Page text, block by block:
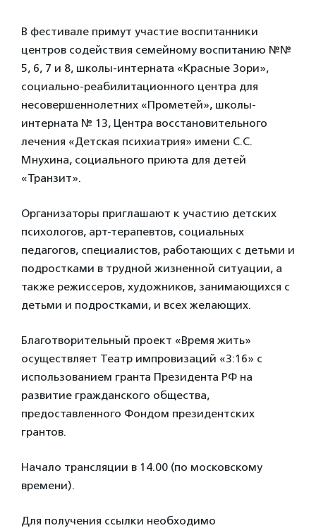
В фестивале примут участие воспитанники
центров содействия семейному воспитанию №№
5, 6, 7 и 8, школы-интерната «Красные Зори»,
социально-реабилитационного центра для
несовершеннолетних «Прометей», школы-
интерната № 13, Центра восстановительного
лечения «Детская психиатрия» имени С.С.
Мнухина, социального приюта для детей
«Транзит».
Организаторы приглашают к участию детских
психологов, арт-терапевтов, социальных
педагогов, специалистов, работающих с детьми и
подростками в трудной жизненной ситуации, а
также режиссеров, художников, занимающихся с
детьми и подростками, и всех желающих.
Благотворительный проект «Время жить»
осуществляет Театр импровизаций «3:16» с
использованием гранта Президента РФ на
развитие гражданского общества,
предоставленного Фондом президентских
грантов.
Начало трансляции в 14.00 (по московскому
времени).
Для получения ссылки необходимо